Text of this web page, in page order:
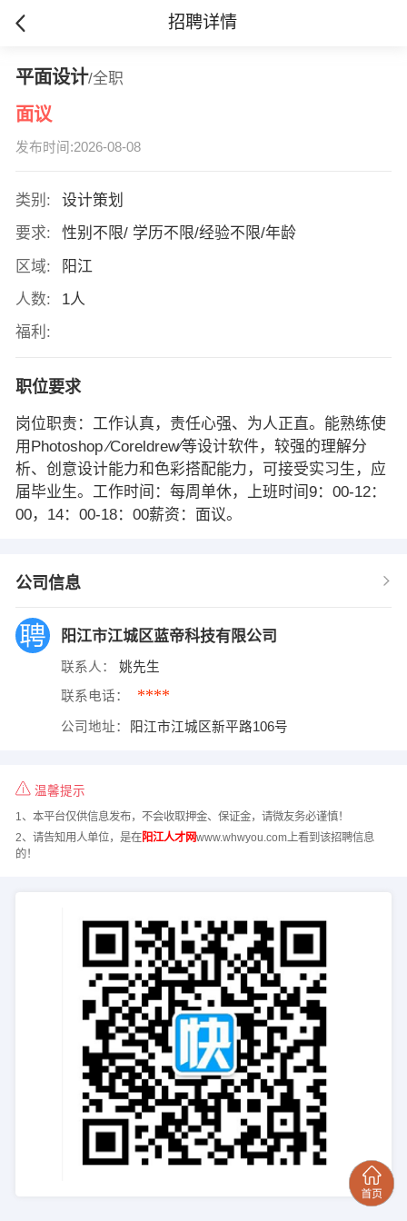
招聘详情
平面设计/全职
面议
发布时间:2026-08-08
类别:
设计策划
要求:
性别不限/ 学历不限/经验不限/年龄
区域:
阳江
人数:
1人
福利:
职位要求
岗位职责：工作认真，责任心强、为人正直。能熟练使
用Photoshop ∕Coreldrew∕等设计软件，较强的理解分
析、创意设计能力和色彩搭配能力，可接受实习生，应
届毕业生。工作时间：每周单休，上班时间9：00-12：
00，14：00-18：00薪资：面议。
公司信息
阳江市江城区蓝帝科技有限公司
联系人： 姚先生
联系电话： ****
公司地址： 阳江市江城区新平路106号
温馨提示
1、本平台仅供信息发布，不会收取押金、保证金，请微友务必谨慎！
2、请告知用人单位，是在阳江人才网www.whwyou.com上看到该招聘信息
的！